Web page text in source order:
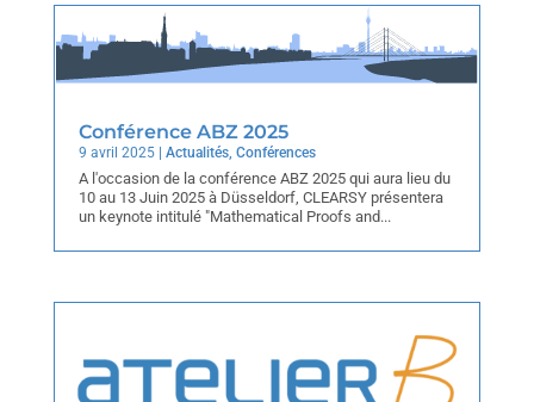
Conférence ABZ 2025
9 avril 2025| Actualités, Conférences
A l'occasion de la conférence ABZ 2025 qui aura lieu du
10 au 13 Juin 2025 à Düsseldorf, CLEARSY présentera
un keynote intitulé "Mathematical Proofs and...